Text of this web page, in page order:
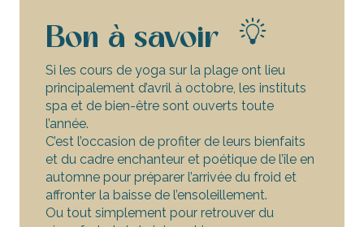
Bon à savoir
Si les cours de yoga sur la plage ont lieu
principalement d’avril à octobre, les instituts
spa et de bien-être sont ouverts toute
l’année.
C’est l’occasion de profiter de leurs bienfaits
et du cadre enchanteur et poétique de l’île en
automne pour préparer l’arrivée du froid et
affronter la baisse de l’ensoleillement.
Ou tout simplement pour retrouver du